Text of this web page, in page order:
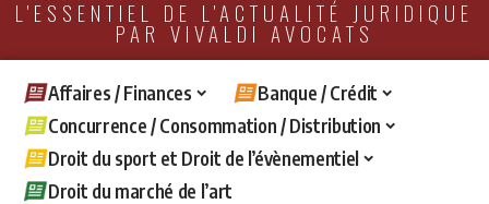
L'ESSENTIEL DE L'ACTUALITÉ JURIDIQUE
PAR VIVALDI AVOCATS
Affaires / Finances
Banque / Crédit
Concurrence / Consommation / Distribution
Droit du sport et Droit de l’évènementiel
Droit du marché de l’art